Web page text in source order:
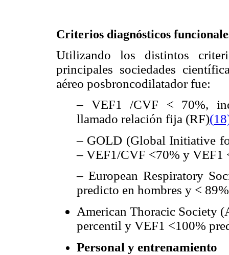
Criterios diagnósticos
Utilizando los distintos
principales sociedades
aéreo posbroncodilatador fue:
– VEF1 /CVF < 70%,
llamado relación fija (RF)(
– GOLD (Global Initiative
– VEF1/CVF <70% y VEF1
– European Respiratory
predicto en hombres y <
American Thoracic Society
percentil y VEF1 <100%
Personal y entrenamiento